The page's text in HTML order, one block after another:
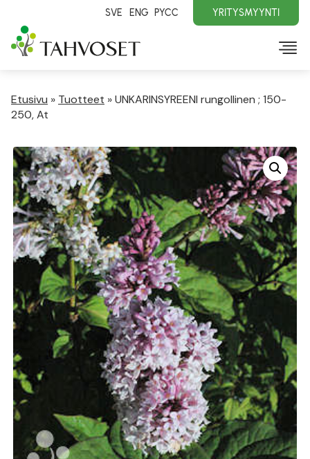
SVE ENG PYCC YRITYSMYYNTI
Etusivu » Tuotteet »UNKARINSYREENI rungollinen ; 150-
250, At